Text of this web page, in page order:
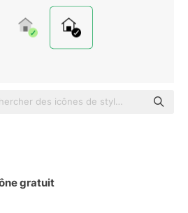
gratuit